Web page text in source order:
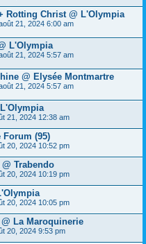
Rotting Christ @ L'Olympia
21, 2024 6:00 am
L'Olympia
21, 2024 5:57 am
@ Elysée Montmartre
21, 2024 5:57 am
21, 2024 12:38 am
Forum (95)
20, 2024 10:52 pm
Trabendo
20, 2024 10:19 pm
20, 2024 10:05 pm
La Maroquinerie
20, 2024 9:53 pm